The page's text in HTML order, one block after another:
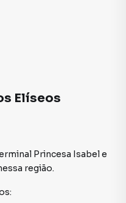
Elíseos
Princesa Isabele
região.
: